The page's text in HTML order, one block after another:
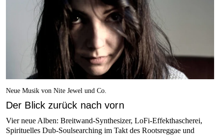
Neue Musik von Nite Jewel und Co.
Der Blick zurück nach vorn
Vier neue Alben: Breitwand-Synthesizer, LoFi-Effekthascherei,
Spirituelles Dub-Soulsearching im Takt des Rootsreggae und